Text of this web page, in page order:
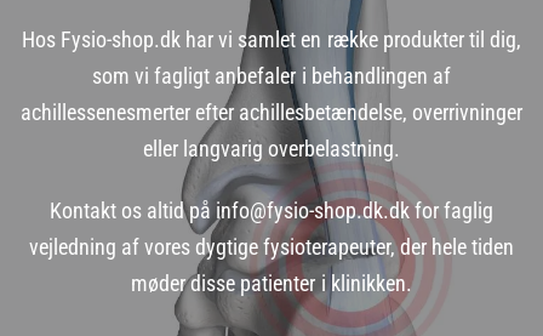
Hos Fysio-shop.dk har vi samlet en række produkter til dig,
som vi fagligt anbefaler i behandlingen af
achillessenesmerter efter achillesbetændelse, overrivninger
eller langvarig overbelastning.
Kontakt os altid på info@fysio-shop.dk.dk for faglig
vejledning af vores dygtige fysioterapeuter, der hele tiden
møder disse patienter i klinikken.